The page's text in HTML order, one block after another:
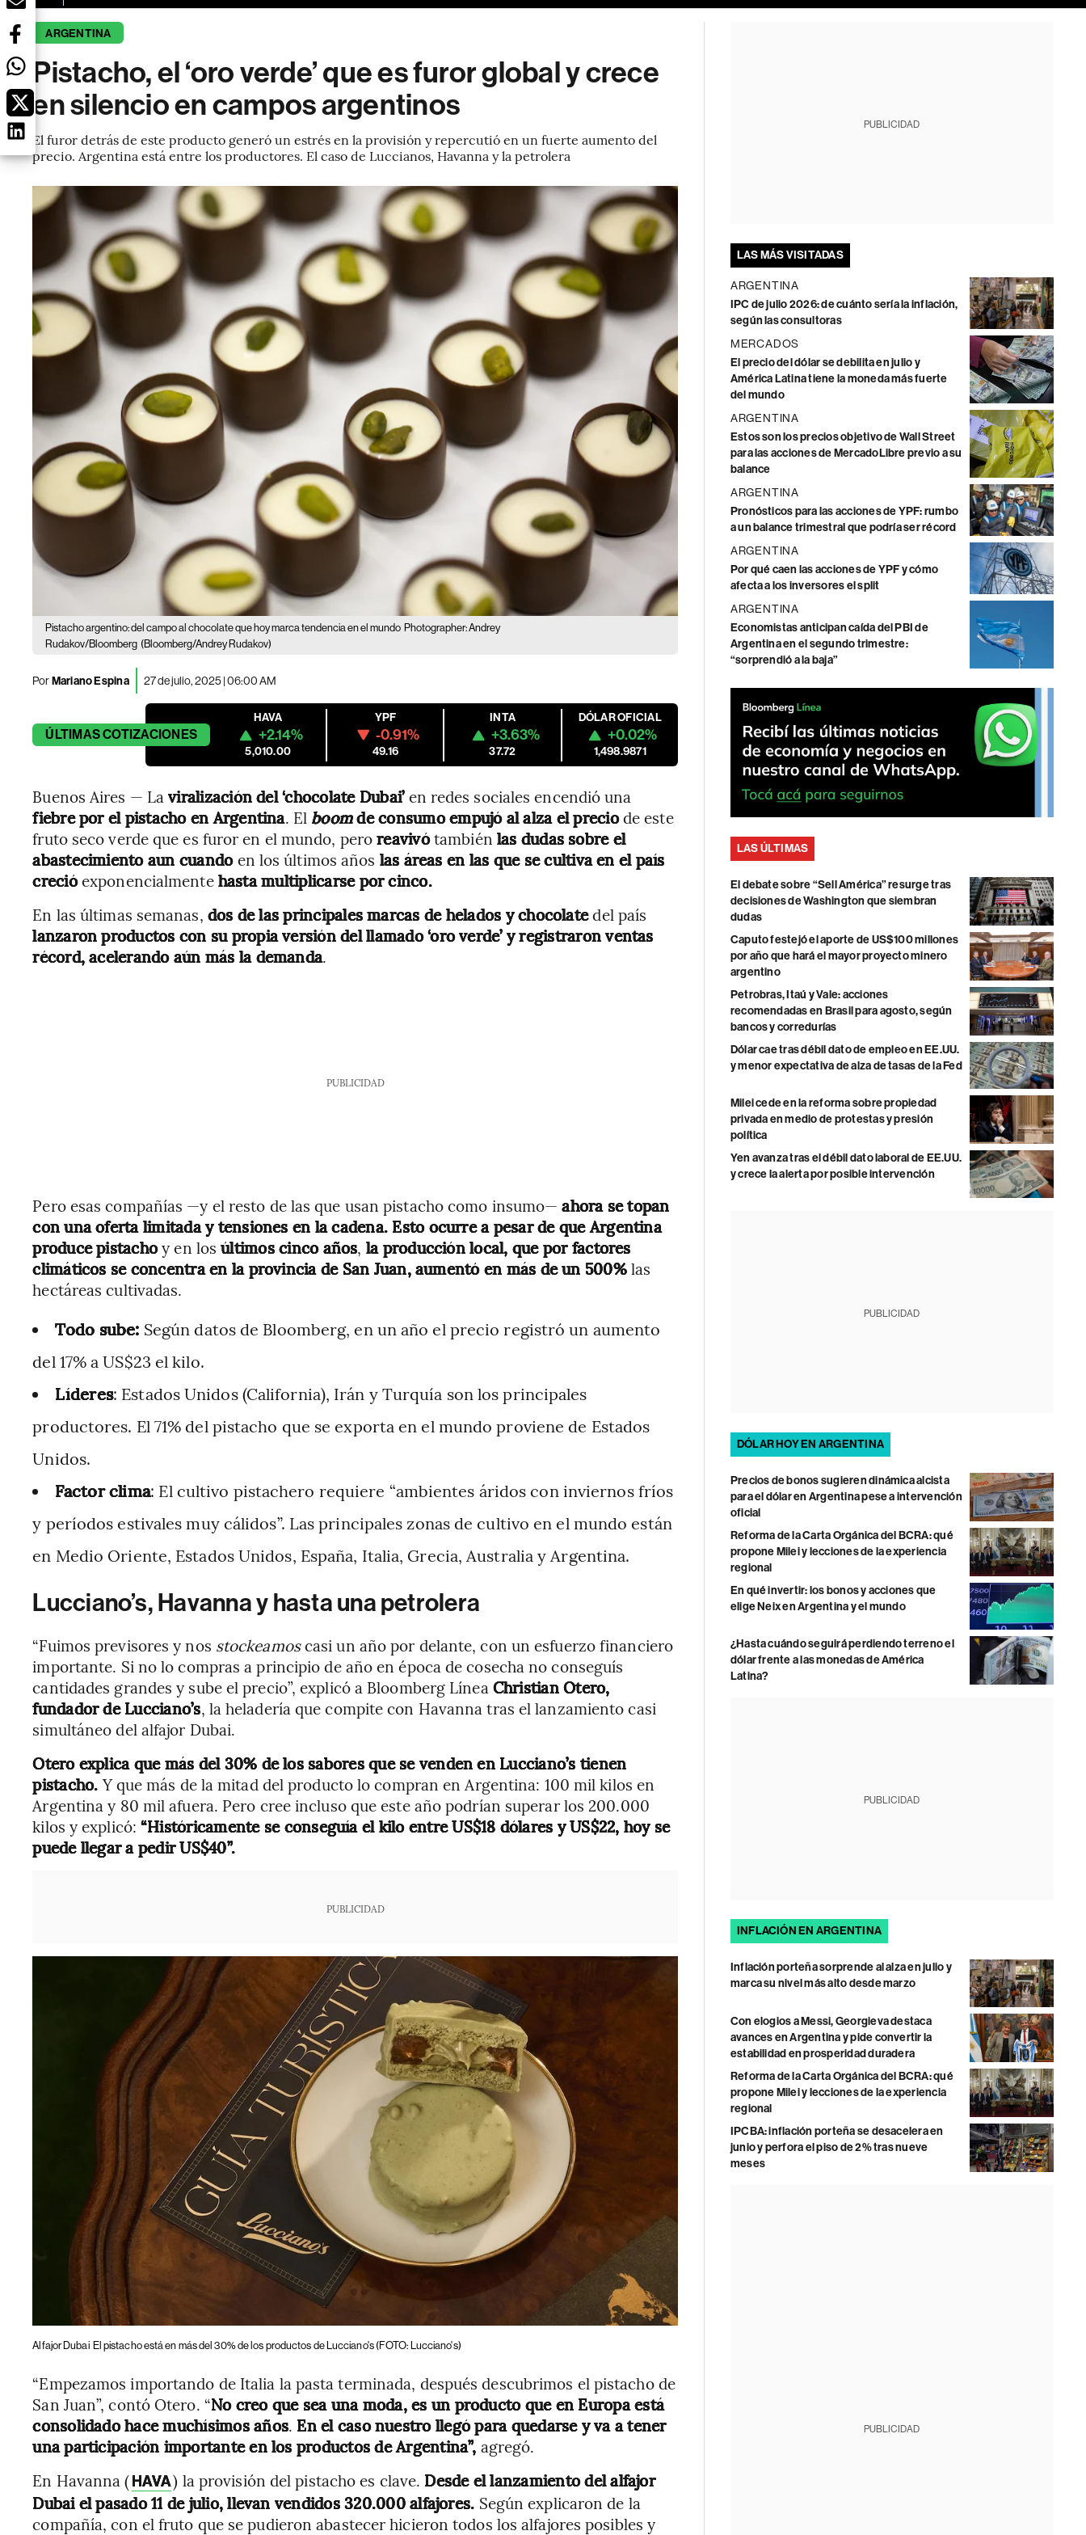
ARGENTINA
Pistacho, el ‘oro verde’ que es furor global y crece
en silencio en campos argentinos
El furor detrás de este producto generó un estrés en la provisión y repercutió en un fuerte aumento del
precio. Argentina está entre los productores. El caso de Luccianos, Havanna y la petrolera
Pistacho argentino: del campo al chocolate que hoy marca tendencia en el mundo Photographer: Andrey
Rudakov/Bloomberg (Bloomberg/Andrey Rudakov)
PorMariano Espina 27 de julio, 2025 | 06:00 AM
ÚLTIMASCOTIZACIONES
HAVA
+2.14%
5,010.00
YPF
-0.91%
49.16
INTA
+3.63%
37.72
DÓLAR OFICIAL
+0.02%
1,498.9871
Buenos Aires — Laviralización del ‘chocolate Dubai’en redes sociales encendió una
fiebre por el pistacho en Argentina. El boomde consumo empujó al alza el preciode este
fruto seco verde que es furor en el mundo, peroreavivótambién las dudas sobre el
abastecimiento aun cuandoen los últimos años las áreas en las que se cultiva en el país
crecióexponencialmentehasta multiplicarse por cinco.
En las últimas semanas, dos de las principales marcas de helados y chocolatedel país
lanzaron productos con su propia versión del llamado ‘oro verde’ y registraron ventas
récord, acelerando aún más la demanda.
PUBLICIDAD
Pero esas compañías —y el resto de las que usan pistacho como insumo—ahora se topan
con una oferta limitada y tensiones en la cadena. Esto ocurre a pesar de que Argentina
produce pistachoy en losúltimos cinco años, la producción local, que por factores
climáticos se concentra en la provincia de San Juan, aumentó en más de un 500%las
hectáreas cultivadas.
Todo sube: Según datos de Bloomberg, en un año el precio registró un aumento
del 17% a US$23 el kilo.
Líderes: Estados Unidos (California), Irán y Turquía son los principales
productores. El 71% del pistacho que se exporta en el mundo proviene de Estados
Unidos.
Factor clima: El cultivo pistachero requiere “ambientes áridos con inviernos fríos
y períodos estivales muy cálidos”. Las principales zonas de cultivo en el mundo están
en Medio Oriente, Estados Unidos, España, Italia, Grecia, Australia y Argentina.
Lucciano’s, Havanna y hasta una petrolera
“Fuimos previsores y nos stockeamoscasi un año por delante, con un esfuerzo financiero
importante. Si no lo compras a principio de año en época de cosecha no conseguís
cantidades grandes y sube el precio”, explicó a Bloomberg Línea Christian Otero,
fundador de Lucciano’s, la heladería que compite con Havanna tras el lanzamiento casi
simultáneo del alfajor Dubai.
Otero explica que más del 30% de los sabores que se venden en Lucciano’s tienen
pistacho. Y que más de la mitad del producto lo compran en Argentina: 100 mil kilos en
Argentina y 80 mil afuera. Pero cree incluso que este año podrían superar los 200.000
kilos y explicó:“Históricamente se conseguía el kilo entre US$18 dólares y US$22, hoy se
puede llegar a pedir US$40”.
PUBLICIDAD
Alfajor Dubai El pistacho está en más del 30% de los productos de Lucciano's (FOTO: Lucciano's)
“Empezamos importando de Italia la pasta terminada, después descubrimos el pistacho de
San Juan”, contó Otero. “No creo que sea una moda, es un producto que en Europa está
consolidado hace muchísimos años. En el caso nuestro llegó para quedarse y va a tener
una participación importante en los productos de Argentina”, agregó.
En Havanna (HAVA) la provisión del pistacho es clave. Desde el lanzamiento del alfajor
Dubai el pasado 11 de julio, llevan vendidos 320.000 alfajores. Según explicaron de la
compañía, con el fruto que se pudieron abastecer hicieron todos los alfajores posibles y
PUBLICIDAD
LAS MÁS VISITADAS
ARGENTINA
IPC de julio 2026: de cuánto sería la inflación,
según las consultoras
MERCADOS
El precio del dólar se debilita en julio y
América Latina tiene la moneda más fuerte
del mundo
ARGENTINA
Estos son los precios objetivo de Wall Street
para las acciones de MercadoLibre previo a su
balance
ARGENTINA
Pronósticos para las acciones de YPF: rumbo
a un balance trimestral que podría ser récord
ARGENTINA
Por qué caen las acciones de YPF y cómo
afecta a los inversores el split
ARGENTINA
Economistas anticipan caída del PBI de
Argentina en el segundo trimestre:
“sorprendió a la baja”
LAS ÚLTIMAS
El debate sobre “Sell América” resurge tras
decisiones de Washington que siembran
dudas
Caputo festejó el aporte de US$100 millones
por año que hará el mayor proyecto minero
argentino
Petrobras, Itaú y Vale: acciones
recomendadas en Brasil para agosto, según
bancos y corredurías
Dólar cae tras débil dato de empleo en EE.UU.
y menor expectativa de alza de tasas de la Fed
Milei cede en la reforma sobre propiedad
privada en medio de protestas y presión
política
Yen avanza tras el débil dato laboral de EE.UU.
y crece la alerta por posible intervención
PUBLICIDAD
DÓLAR HOY EN ARGENTINA
Precios de bonos sugieren dinámica alcista
para el dólar en Argentina pese a intervención
oficial
Reforma de la Carta Orgánica del BCRA: qué
propone Milei y lecciones de la experiencia
regional
En qué invertir: los bonos y acciones que
elige Neix en Argentina y el mundo
¿Hasta cuándo seguirá perdiendo terreno el
dólar frente a las monedas de América
Latina?
PUBLICIDAD
INFLACIÓN EN ARGENTINA
Inflación porteña sorprende al alza en julio y
marca su nivel más alto desde marzo
Con elogios a Messi, Georgieva destaca
avances en Argentina y pide convertir la
estabilidad en prosperidad duradera
Reforma de la Carta Orgánica del BCRA: qué
propone Milei y lecciones de la experiencia
regional
IPCBA: inflación porteña se desacelera en
junio y perfora el piso de 2% tras nueve
meses
PUBLICIDAD